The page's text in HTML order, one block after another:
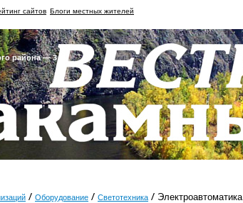
сайтов Блоги местных жителей
района — 3
Оборудование Светотехника Электроавтоматика